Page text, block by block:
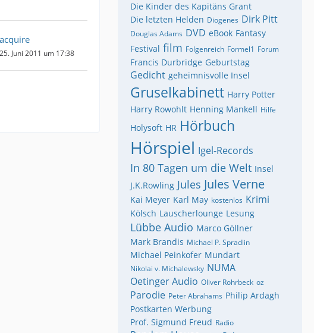
acquire
25. Juni 2011 um 17:38
Die Kinder des Kapitäns Grant
Die letzten Helden Diogenes Dirk Pitt
Douglas Adams DVD eBook Fantasy
Festival film Folgenreich Formel1 Forum
Francis Durbridge Geburtstag
Gedicht geheimnisvolle Insel
Gruselkabinett Harry Potter
Harry Rowohlt Henning Mankell Hilfe
Holysoft HR Hörbuch
Hörspiel Igel-Records
In 80 Tagen um die Welt Insel
J.K.Rowling Jules Jules Verne
Kai Meyer Karl May kostenlos Krimi
Kölsch Lauscherlounge Lesung
Lübbe Audio Marco Göllner
Mark Brandis Michael P. Spradlin
Michael Peinkofer Mundart
Nikolai v. Michalewsky NUMA
Oetinger Audio Oliver Rohrbeck oz
Parodie Peter Abrahams Philip Ardagh
Postkarten Werbung
Prof. Sigmund Freud Radio